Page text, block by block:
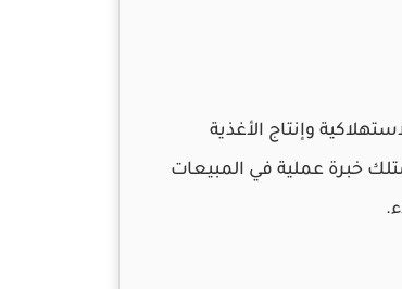
وإنتاج الأغذية
خبرة عملية في المبيعات